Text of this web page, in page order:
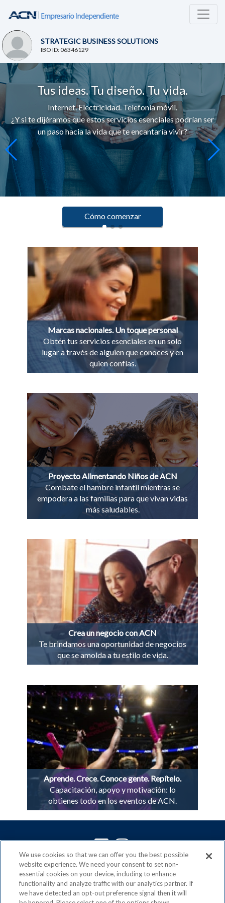
STRATEGIC BUSINESS SOLUTIONS
IBO ID: 06346129
Tus ideas. Tu diseño. Tu vida.
Internet. Electricidad. Telefonía móvil.
¿Y si te dijéramos que estos servicios esenciales podrían ser
un paso hacia la vida que te encantaría vivir?
Cómo comenzar
Marcas nacionales. Un toque personal
Obtén tus servicios esenciales en un solo
lugar a través de alguien que conoces y en
quien confías.
Proyecto Alimentando Niños de ACN
Combate el hambre infantil mientras se
empodera a las familias para que vivan vidas
más saludables.
Crea un negocio con ACN
Te brindamos una oportunidad de negocios
que se amolda a tu estilo de vida.
Aprende. Crece. Conoce gente. Repítelo.
Capacitación, apoyo y motivación: lo
obtienes todo en los eventos de ACN.
ACN es un miembro orgulloso de la Direct Selling
Association
y signatario delDSA Code of Ethics
We use cookies so that we can offer you the best possible
website experience. We need your consent to set non-
essential cookies on your device, including to enhance
functionality and analyze traffic with our analytics partner. If
we have detected an opt-out preference signal then it will